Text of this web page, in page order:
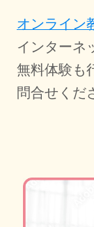
オンライン
インターネ
無料体験も
問合せくだ